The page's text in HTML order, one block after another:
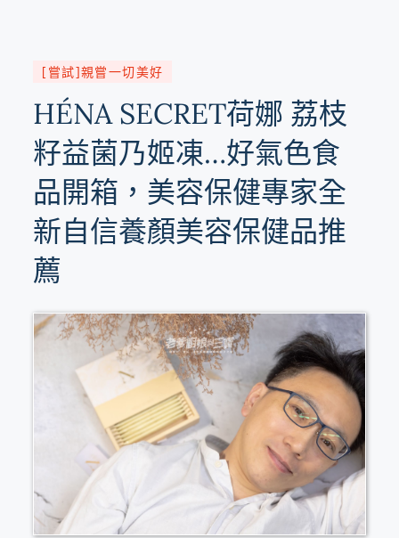
[嘗試]親嘗一切美好
HÉNA SECRET荷娜 荔枝
籽益菌乃姬凍…好氣色食
品開箱，美容保健專家全
新自信養顏美容保健品推
薦